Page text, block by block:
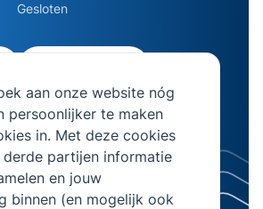
aan onze website nóg
persoonlijker te maken
in. Met deze cookies
derde partijen informatie
en jouw
binnen (en mogelijk ook
Gesloten